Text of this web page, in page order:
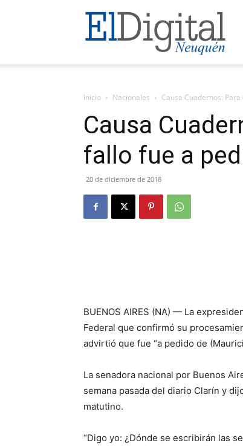
El
Digital
Neuquen
Inicio Nacionales Causa Cuadernos:
Causa
fallo fue a
20 de diciembre de 2018
BUENOS AIRES (NA) — La
Federal que confirmó su
advirtió que fue “a pedido de
La senadora nacional por Buenos
semana pasada del diario Clarín y
matutino.
“Digo yo: ¿Dónde se escribirán las